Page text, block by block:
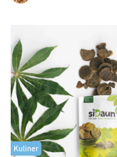
Kuliner